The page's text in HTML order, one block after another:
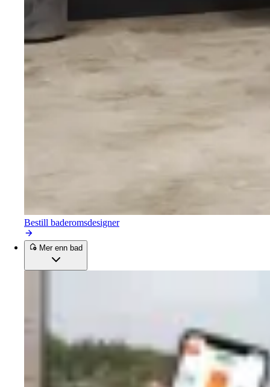
Bestill baderomsdesigner
Mer enn bad